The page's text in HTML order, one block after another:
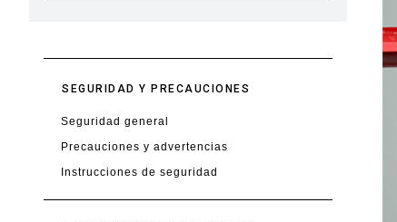
SEGURIDAD Y PRECAUCIONES
Seguridad general
Precauciones y advertencias
Instrucciones de seguridad